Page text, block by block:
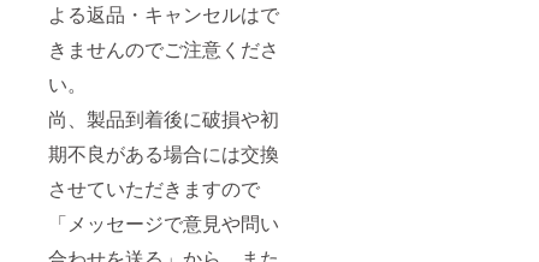
よる返品・キャンセルはで
きませんのでご注意くださ
い。
尚、製品到着後に破損や初
期不良がある場合には交換
させていただきますので
「メッセージで意見や問い